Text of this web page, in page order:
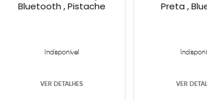
Bluetooth , Pistache
Indisponível
VER DETALHES
Preta ,
VER